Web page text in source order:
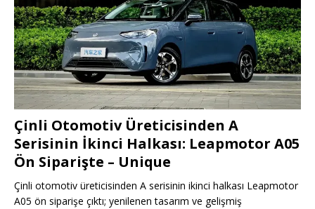
Çinli Otomotiv Üreticisinden A
Serisinin İkinci Halkası: Leapmotor A05
Ön Siparişte – Unique
Çinli otomotiv üreticisinden A serisinin ikinci halkası Leapmotor
A05 ön siparişe çıktı; yenilenen tasarım ve gelişmiş